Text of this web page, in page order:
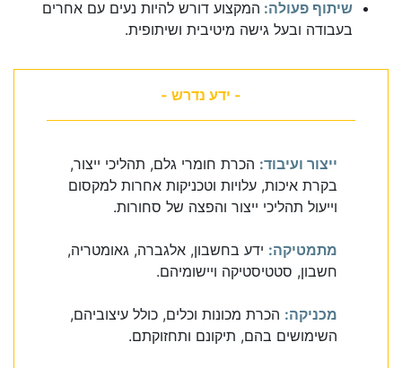
שיתוף פעולה: המקצוע דורש להיות נעים עם אחרים
בעבודה ובעל גישה מיטיבית ושיתופית.
- ידע נדרש -
ייצור ועיבוד: הכרת חומרי גלם, תהליכי ייצור,
בקרת איכות, עלויות וטכניקות אחרות למקסום
וייעול תהליכי ייצור והפצה של סחורות.
מתמטיקה: ידע בחשבון, אלגברה, גאומטריה,
חשבון, סטטיסטיקה ויישומיהם.
מכניקה: הכרת מכונות וכלים, כולל עיצוביהם,
השימושים בהם, תיקונם ותחזוקתם.